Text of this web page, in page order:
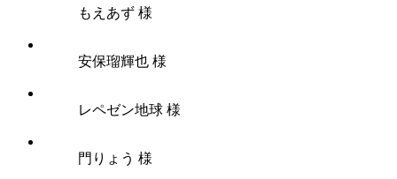
もえあず 様
安保瑠輝也 様
レペゼン地球 様
門りょう 様